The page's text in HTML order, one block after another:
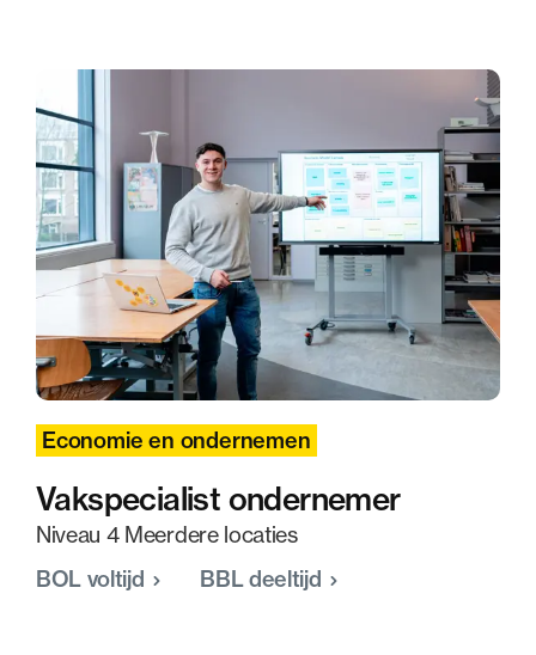
Vakspecialist ondernemer
Economie en ondernemen
Niveau 4 Meerdere locaties
BOL voltijd
BBL deeltijd